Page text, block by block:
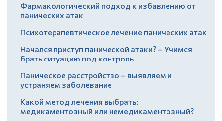
Фармакологический подход к избавлению от
панических атак
Психотерапевтическое лечение панических атак
Начался приступ панической атаки? – Учимся
брать ситуацию под контроль
Паническое расстройство – выявляем и
устраняем заболевание
Какой метод лечения выбрать:
медикаментозный или немедикаментозный?